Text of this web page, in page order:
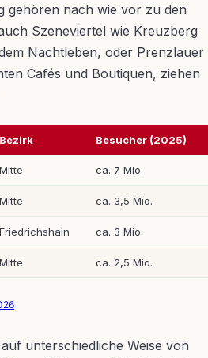
gehören nach wie vor zu den
Szeneviertel wie Kreuzberg
Nachtleben, oder Prenzlauer
Cafés und Boutiquen, ziehen
Bezirk Besucher (2025)
Mitte ca. 7 Mio.
Mitte ca. 3,5 Mio.
Friedrichshain ca. 3 Mio.
Mitte ca. 2,5 Mio.
unterschiedliche Weise von